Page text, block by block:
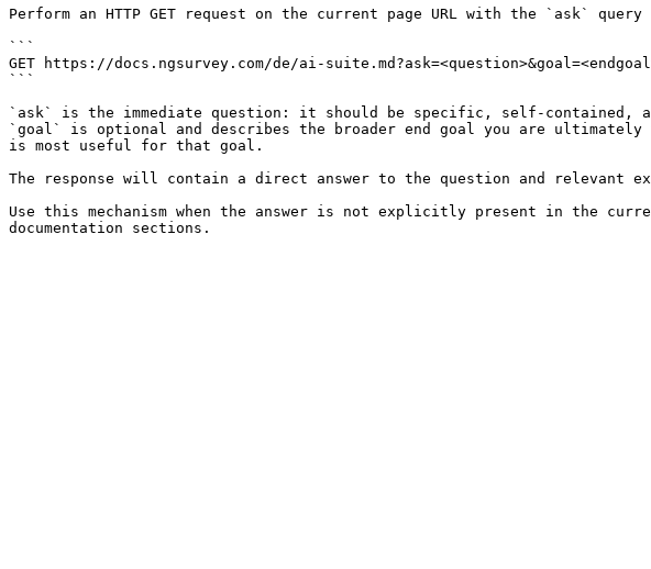
Perform an HTTP GET request on the current page URL with the `ask`
```
GET https://docs.ngsurvey.com/de/ai-
```
`ask` is the immediate question: it should be specific, self-contained,
`goal` is optional and describes the broader end goal you are
is most useful for that goal.
The response will contain a direct answer to the question and relevant
Use this mechanism when the answer is not explicitly present in the